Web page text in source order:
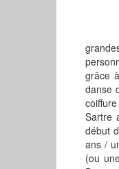
Un
grâce
danse
Sartre
début
ans /
(ou